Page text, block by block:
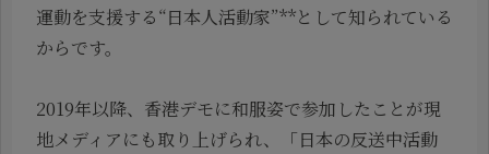
運動を支援する“日本人活動家”**として知られている
からです。
2019年以降、香港デモに和服姿で参加したことが現
地メディアにも取り上げられ、「日本の反送中活動